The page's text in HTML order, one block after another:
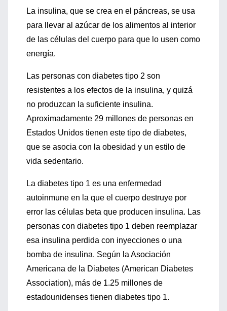
La insulina, que se crea en el páncreas, se usa
para llevar al azúcar de los alimentos al interior
de las células del cuerpo para que lo usen como
energía.
Las personas con diabetes tipo 2 son
resistentes a los efectos de la insulina, y quizá
no produzcan la suficiente insulina.
Aproximadamente 29 millones de personas en
Estados Unidos tienen este tipo de diabetes,
que se asocia con la obesidad y un estilo de
vida sedentario.
La diabetes tipo 1 es una enfermedad
autoinmune en la que el cuerpo destruye por
error las células beta que producen insulina. Las
personas con diabetes tipo 1 deben reemplazar
esa insulina perdida con inyecciones o una
bomba de insulina. Según la Asociación
Americana de la Diabetes (American Diabetes
Association), más de 1.25 millones de
estadounidenses tienen diabetes tipo 1.